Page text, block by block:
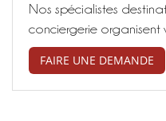
Nos spécialistes
conciergerie organisent
FAIRE UNE DEMANDE